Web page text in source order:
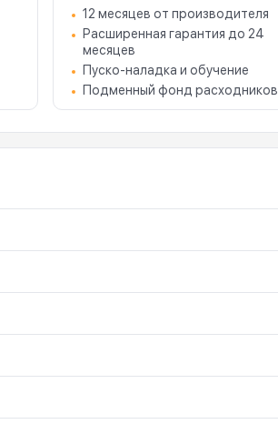
12 месяцев от производителя
Расширенная гарантия до 24
месяцев
Пуско-наладка и обучение
Подменный фонд расходников